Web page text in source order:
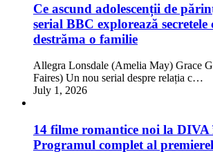
Ce ascund adolescenții de
serial BBC explorează secretele
destrăma o familie
Allegra Lonsdale (Amelia May) Grace
Faires) Un nou serial despre relația c…
July 1, 2026
14 filme romantice noi la DIVA
Programul complet al